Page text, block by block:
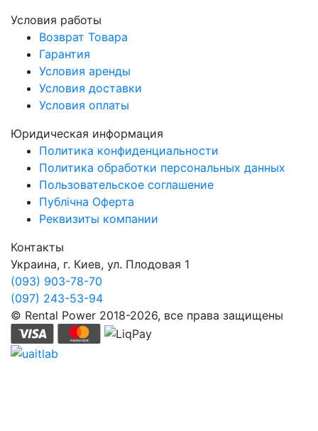
Условия работы
Возврат Товара
Гарантия
Условия аренды
Условия доставки
Условия оплаты
Юридическая информация
Политика конфиденциальности
Политика обработки персональных данных
Пользовательское соглашение
Публічна Оферта
Реквизиты компании
Контакты
Украина, г. Киев, ул. Плодовая 1
(093) 903-78-70
(097) 243-53-94
© Rental Power 2018-2026, все права защищены